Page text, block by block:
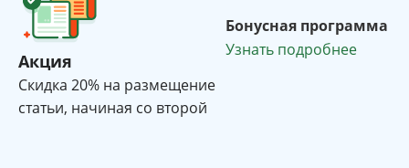
Акция
Cкидка 20% на размещение
статьи, начиная со второй
Бонусная программа
Узнать подробнее